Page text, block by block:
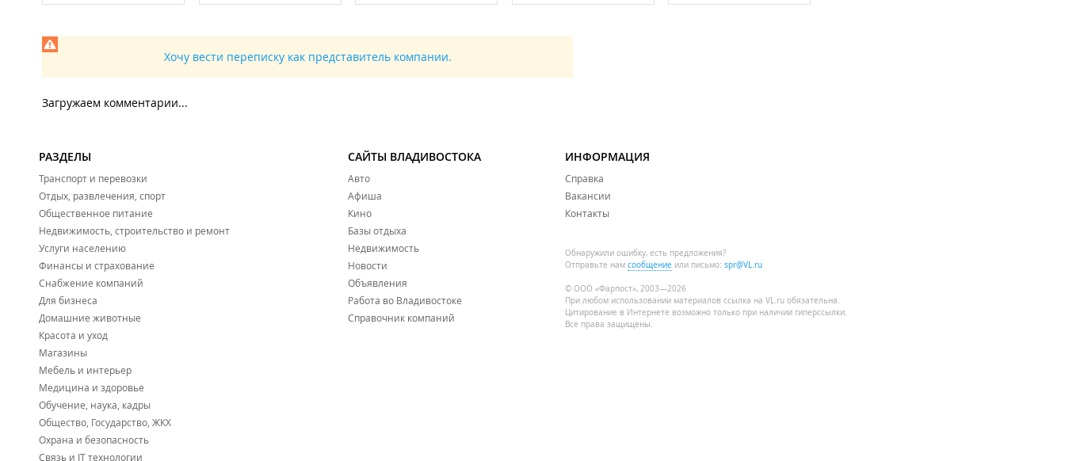
Хочу вести переписку как представитель компании.
Загружаем комментарии...
РАЗДЕЛЫ
Транспорт и перевозки
Отдых, развлечения, спорт
Общественное питание
Недвижимость, строительство и ремонт
Услуги населению
Финансы и страхование
Снабжение компаний
Для бизнеса
Домашние животные
Красота и уход
Магазины
Мебель и интерьер
Медицина и здоровье
Обучение, наука, кадры
Общество, Государство, ЖКХ
Охрана и безопасность
Связь и IT технологии
САЙТЫ ВЛАДИВОСТОКА
Авто
Афиша
Кино
Базы отдыха
Недвижимость
Новости
Объявления
Работа во Владивостоке
Справочник компаний
ИНФОРМАЦИЯ
Справка
Вакансии
Контакты
Обнаружили ошибку, есть предложения?
Отправьте нам сообщение или письмо: spr@VL.ru
© ООО «Фарпост», 2003—2026
При любом использовании материалов ссылка на VL.ru обязательна.
Цитирование в Интернете возможно только при наличии гиперссылки.
Все права защищены.